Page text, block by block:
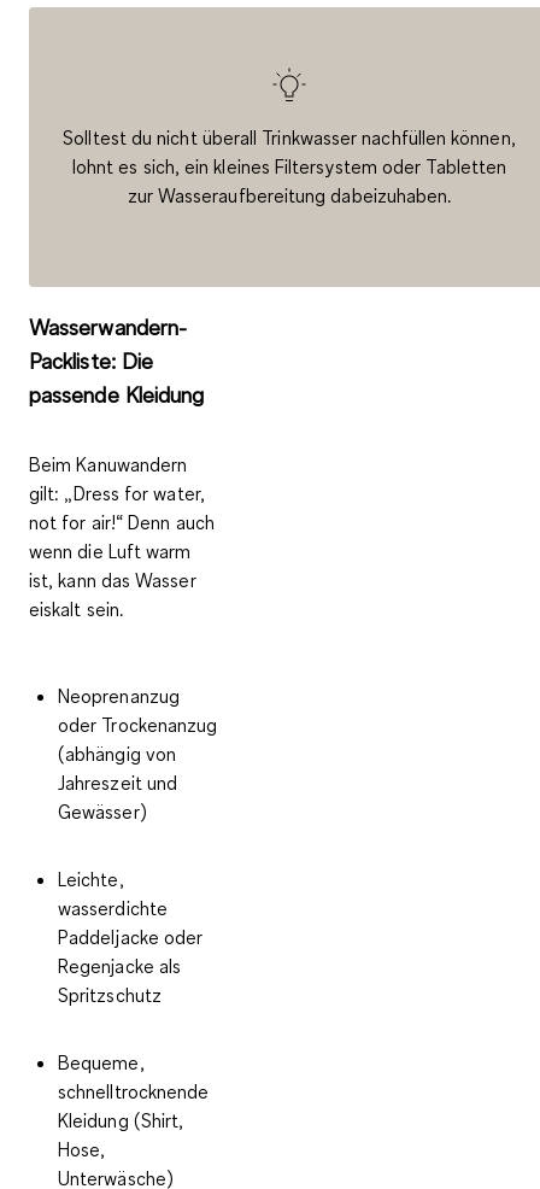
Solltest du nicht überall Trinkwasser nachfüllen können,
lohnt es sich, ein kleines Filtersystem oder Tabletten
zur Wasseraufbereitung dabeizuhaben.
Wasserwandern-
Packliste: Die
passende Kleidung
Beim Kanuwandern
gilt: „Dress for water,
not for air!“ Denn auch
wenn die Luft warm
ist, kann das Wasser
eiskalt sein.
Neoprenanzug
oder Trockenanzug
(abhängig von
Jahreszeit und
Gewässer)
Leichte,
wasserdichte
Paddeljacke oder
Regenjacke als
Spritzschutz
Bequeme,
schnelltrocknende
Kleidung (Shirt,
Hose,
Unterwäsche)